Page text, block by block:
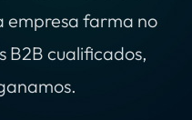
empresa farma no
B2B cualificados,